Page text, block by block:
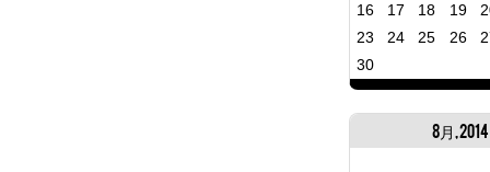
16
17 18 19
23
24 25 26
30
8月, 2014